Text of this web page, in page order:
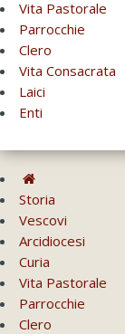
Vita Pastorale
Parrocchie
Clero
Vita Consacrata
Laici
Enti
Storia
Vescovi
Arcidiocesi
Curia
Vita Pastorale
Parrocchie
Clero